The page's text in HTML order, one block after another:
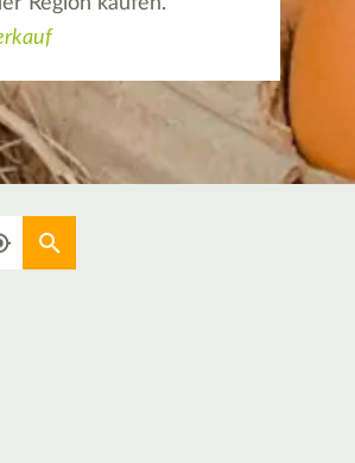
Aktuellen Standort verwenden